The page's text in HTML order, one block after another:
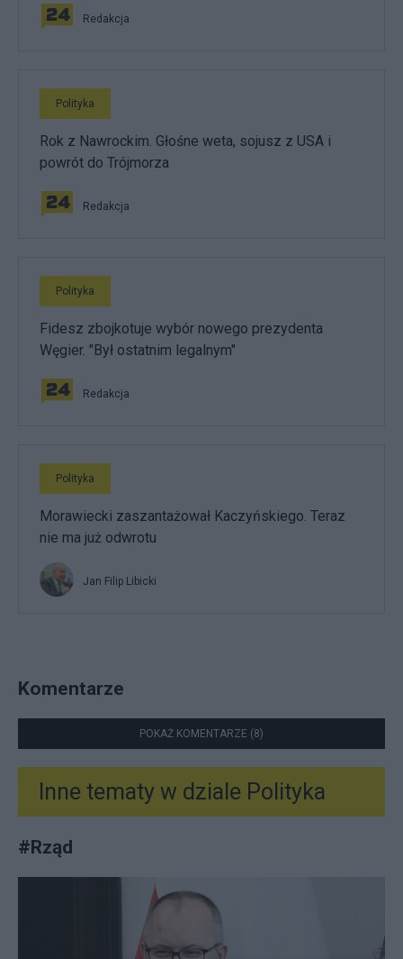
Redakcja
Polityka
Rok z Nawrockim. Głośne weta, sojusz z USA i
powrót do Trójmorza
Redakcja
Polityka
Fidesz zbojkotuje wybór nowego prezydenta
Węgier. "Był ostatnim legalnym"
Redakcja
Polityka
Morawiecki zaszantażował Kaczyńskiego. Teraz
nie ma już odwrotu
Jan Filip Libicki
Komentarze
POKAŻ KOMENTARZE (8)
Inne tematy w dziale Polityka
#Rząd